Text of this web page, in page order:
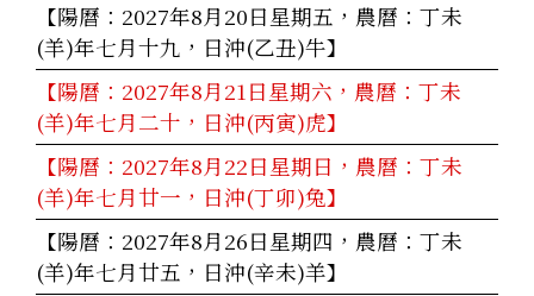
【陽曆：2027年8月20日星期五，農曆：丁未
(羊)年七月十九，日沖(乙丑)牛】
【陽曆：2027年8月21日星期六，農曆：丁未
(羊)年七月二十，日沖(丙寅)虎】
【陽曆：2027年8月22日星期日，農曆：丁未
(羊)年七月廿一，日沖(丁卯)兔】
【陽曆：2027年8月26日星期四，農曆：丁未
(羊)年七月廿五，日沖(辛未)羊】